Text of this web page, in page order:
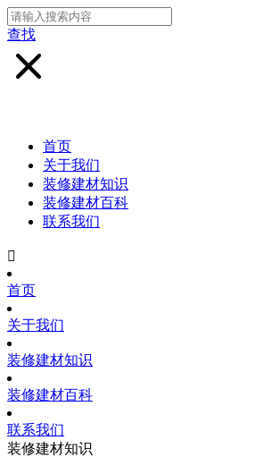
查找
首页
关于我们
装修建材知识
装修建材百科
联系我们

首页
关于我们
装修建材知识
装修建材百科
联系我们
装修建材知识